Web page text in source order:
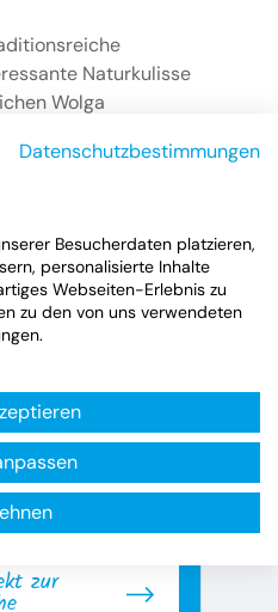
Naturkulisse
Wolga
zur Übersicht
Uhr nach
suchen und
buchen!
zur
Datenschutzbestimmungen
Besucherdaten platzieren,
personalisierte Inhalte
Webseiten-Erlebnis zu
zu den von uns verwendeten